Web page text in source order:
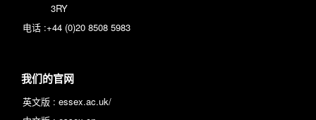
3RY
电话 :+44 (0)20 8508 5983
我们的官网
英文版 : essex.ac.uk/